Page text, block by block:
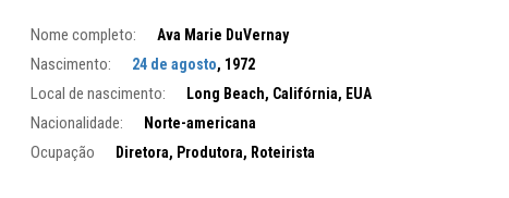
Nome completo: Ava Marie DuVernay
Nascimento: 24 de agosto, 1972
Local de nascimento: Long Beach, Califórnia, EUA
Nacionalidade: Norte-americana
Ocupação Diretora, Produtora, Roteirista